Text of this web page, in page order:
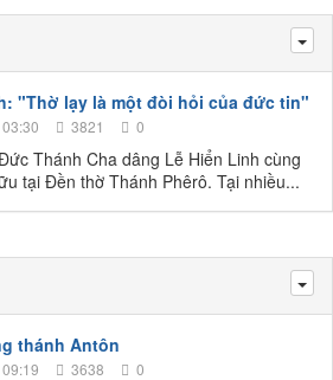
"Thờ lạy là một đòi hỏi của đức tin"
3821 0
Thánh Cha dâng Lễ Hiển Linh cùng
tại Đền thờ Thánh Phêrô. Tại nhiều...
thánh Antôn
3638 0